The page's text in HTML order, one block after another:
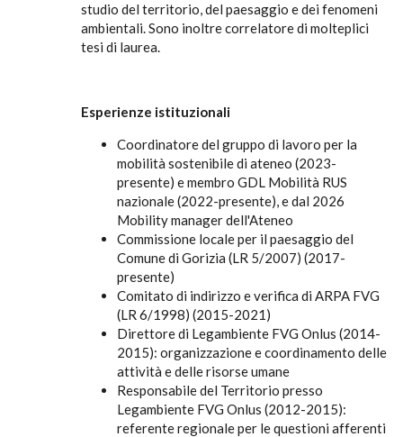
studio del territorio, del paesaggio e dei fenomeni
ambientali. Sono inoltre correlatore di molteplici
tesi di laurea.
Esperienze istituzionali
Coordinatore del gruppo di lavoro per la
mobilità sostenibile di ateneo (2023-
presente) e membro GDL Mobilità RUS
nazionale (2022-presente), e dal 2026
Mobility manager dell'Ateneo
Commissione locale per il paesaggio del
Comune di Gorizia (LR 5/2007) (2017-
presente)
Comitato di indirizzo e verifica di ARPA FVG
(LR 6/1998) (2015-2021)
Direttore di Legambiente FVG Onlus (2014-
2015): organizzazione e coordinamento delle
attività e delle risorse umane
Responsabile del Territorio presso
Legambiente FVG Onlus (2012-2015):
referente regionale per le questioni afferenti